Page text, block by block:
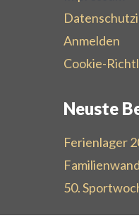
Anmelden
Cookie-
Neuste
Ferienlager
50.